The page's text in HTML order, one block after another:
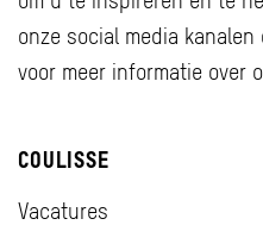
onze social media
voor meer informatie over
COULISSE
Vacatures